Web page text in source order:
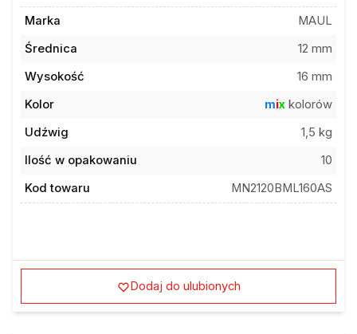
Marka
MAUL
Średnica
12 mm
Wysokość
16 mm
Kolor
mix kolorów
Udźwig
1,5 kg
Ilość w opakowaniu
10
Kod towaru
MN2120BML160AS
Dodaj do ulubionych